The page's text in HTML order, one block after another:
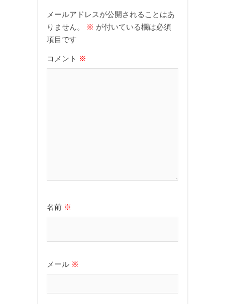
メールアドレスが公開されることはあ
りません。
※ が付いている欄は必須
項目です
コメント ※
名前 ※
メール ※